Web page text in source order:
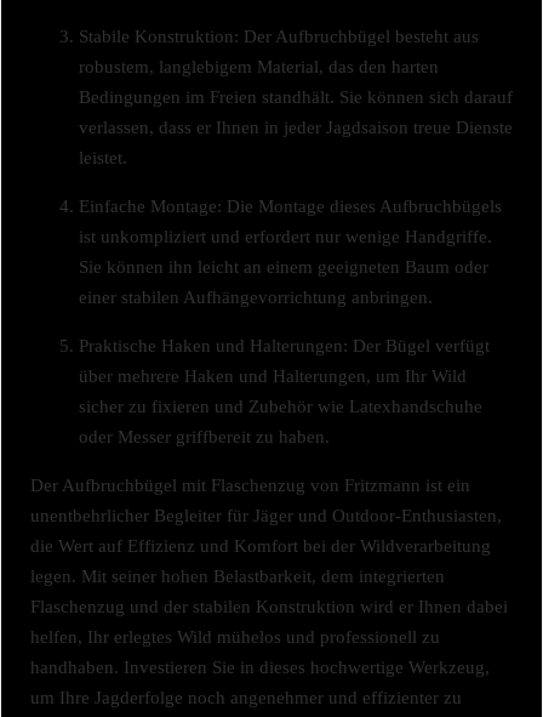
Stabile Konstruktion: Der Aufbruchbügel besteht aus
robustem, langlebigem Material, das den harten
Bedingungen im Freien standhält. Sie können sich darauf
verlassen, dass er Ihnen in jeder Jagdsaison treue Dienste
leistet.
Einfache Montage: Die Montage dieses Aufbruchbügels
ist unkompliziert und erfordert nur wenige Handgriffe.
Sie können ihn leicht an einem geeigneten Baum oder
einer stabilen Aufhängevorrichtung anbringen.
Praktische Haken und Halterungen: Der Bügel verfügt
über mehrere Haken und Halterungen, um Ihr Wild
sicher zu fixieren und Zubehör wie Latexhandschuhe
oder Messer griffbereit zu haben.
Der Aufbruchbügel mit Flaschenzug von Fritzmann ist ein
unentbehrlicher Begleiter für Jäger und Outdoor-Enthusiasten,
die Wert auf Effizienz und Komfort bei der Wildverarbeitung
legen. Mit seiner hohen Belastbarkeit, dem integrierten
Flaschenzug und der stabilen Konstruktion wird er Ihnen dabei
helfen, Ihr erlegtes Wild mühelos und professionell zu
handhaben. Investieren Sie in dieses hochwertige Werkzeug,
um Ihre Jagderfolge noch angenehmer und effizienter zu